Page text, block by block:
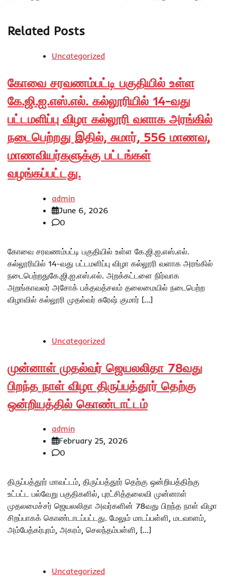
Related Posts
Uncategorized
கோவை சரவணம்பட்டி பகுதியில் உள்ள
கே.ஜி.ஐ.எஸ்.எல். கல்லூரியில் 14-வது
பட்டமளிப்பு விழா கல்லூரி வளாக அரங்கில்
நடைபெற்றது இதில், சுமார், 556 மாணவ,
மாணவியர்களுக்கு பட்டங்கள்
வழங்கப்பட்டது.
admin
June 6, 2026
0
கோவை சரவணம்பட்டி பகுதியில் உள்ள கே.ஜி.ஐ.எஸ்.எல்.
கல்லூரியில் 14-வது பட்டமளிப்பு விழா கல்லூரி வளாக அரங்கில்
நடைபெற்றதுகே.ஜி.ஐ.எஸ்.எல். அறக்கட்டளை நிர்வாக
அறங்காவலர் அசோக் பக்தவத்சலம் தலைமையில் நடைபெற்ற
விழாவில் கல்லூரி முதல்வர் சுரேஷ் குமார் […]
Uncategorized
முன்னாள் முதல்வர் ஜெயலலிதா 78வது
பிறந்த நாள் விழா திருப்பத்தூர் தெற்கு
ஒன்றியத்தில் கொண்டாட்டம்
admin
February 25, 2026
0
திருப்பத்தூர் மாவட்டம், திருப்பத்தூர் தெற்கு ஒன்றியத்திற்கு
உட்பட்ட பல்வேறு பகுதிகளில், புரட்சித்தலைவி முன்னாள்
முதலமைச்சர் ஜெயலலிதா அவர்களின் 78வது பிறந்த நாள் விழா
சிறப்பாகக் கொண்டாடப்பட்டது. மேலும் மாடப்பள்ளி, மடவாளம்,
அம்பேத்கர்புரம், அகரம், செலந்தம்பள்ளி, […]
Uncategorized